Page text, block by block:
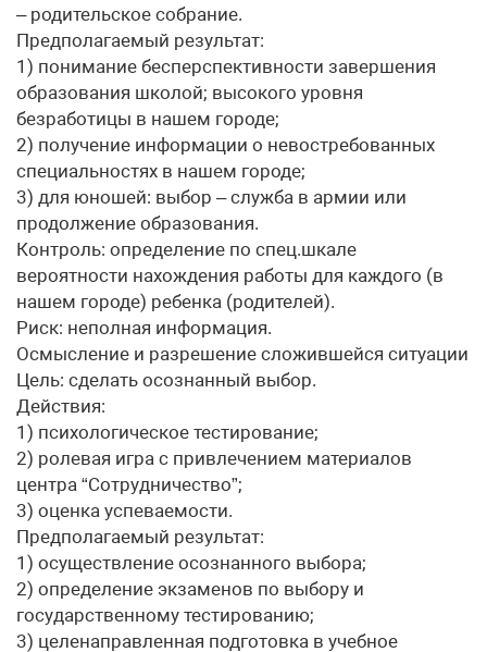
– родительское собрание.
Предполагаемый результат:
1) понимание бесперспективности завершения
образования школой; высокого уровня
безработицы в нашем городе;
2) получение информации о невостребованных
специальностях в нашем городе;
3) для юношей: выбор – служба в армии или
продолжение образования.
Контроль: определение по спец.шкале
вероятности нахождения работы для каждого (в
нашем городе) ребенка (родителей).
Риск: неполная информация.
Осмысление и разрешение сложившейся ситуации
Цель: сделать осознанный выбор.
Действия:
1) психологическое тестирование;
2) ролевая игра с привлечением материалов
центра “Сотрудничество”;
3) оценка успеваемости.
Предполагаемый результат:
1) осуществление осознанного выбора;
2) определение экзаменов по выбору и
государственному тестированию;
3) целенаправленная подготовка в учебное